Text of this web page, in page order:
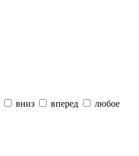
вниз вперед
любое